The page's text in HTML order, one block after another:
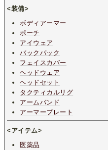
<装備>
ボディアーマー
ポーチ
アイウェア
バックパック
フェイスカバー
ヘッドウェア
ヘッドセット
タクティカルリグ
アームバンド
アーマープレート
<アイテム>
医薬品